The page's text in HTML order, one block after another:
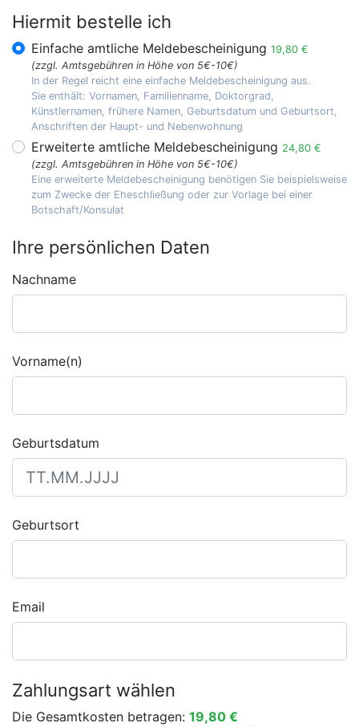
Hiermit bestelle ich
Einfache amtliche Meldebescheinigung 19,80 €
(zzgl. Amtsgebühren in Höhe von 5€-10€)
In der Regel reicht eine einfache Meldebescheinigung aus.
Sie enthält: Vornamen, Familienname, Doktorgrad,
Künstlernamen, frühere Namen, Geburtsdatum und Geburtsort,
Anschriften der Haupt- und Nebenwohnung
Erweiterte amtliche Meldebescheinigung 24,80 €
(zzgl. Amtsgebühren in Höhe von 5€-10€)
Eine erweiterte Meldebescheinigung benötigen Sie beispielsweise
zum Zwecke der Eheschließung oder zur Vorlage bei einer
Botschaft/Konsulat
Ihre persönlichen Daten
Nachname
Vorname(n)
Geburtsdatum
Geburtsort
Email
Zahlungsart wählen
Die Gesamtkosten betragen: 19,80 €